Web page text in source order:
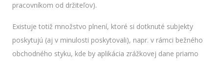
pracovníkom od držiteľov).
Existuje totiž množstvo plnení, ktoré si dotknuté subjekty
poskytujú (aj v minulosti poskytovali), napr. v rámci bežného
obchodného styku, kde by aplikácia zrážkovej dane priamo